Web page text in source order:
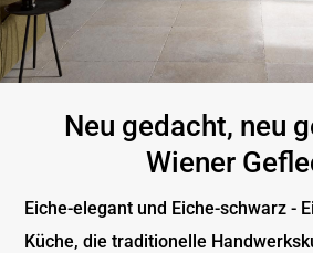
Neu gedacht, neu
Wiener
Eiche-elegant und Eiche-schwarz -
Küche, die traditionelle